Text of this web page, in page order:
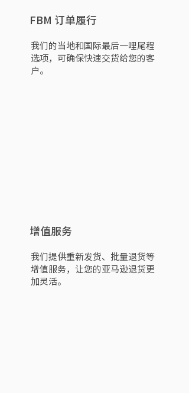
FBM 订单履行
我们的当地和国际最后一哩尾程
选项，可确保快速交货给您的客
户。
增值服务
我们提供重新发货、批量退货等
增值服务，让您的亚马逊退货更
加灵活。